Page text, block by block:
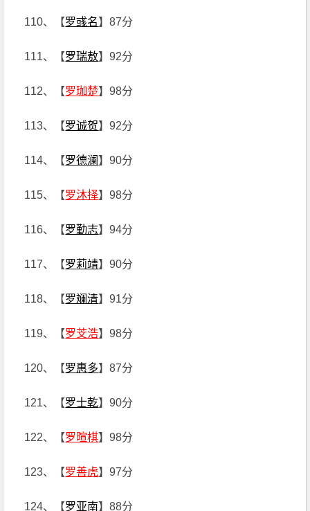
110、【罗彧名】87分
111、【罗瑞敖】92分
112、【罗珈楚】98分
113、【罗诚贺】92分
114、【罗德澜 】90分
115、【罗沐择】98分
116、【罗勤志】94分
117、【罗莉靖】90分
118、【罗斓清】91分
119、【罗芠浩】98分
120、【罗惠多】87分
121、【罗士乾】90分
122、【罗暄棋】98分
123、【罗善虎】97分
124、【罗亚南】88分